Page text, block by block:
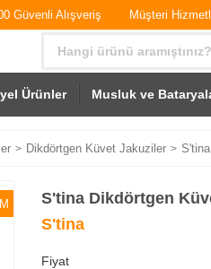
Güvenli Alışveriş Müşteri
Ürünler Musluk ve
Dikdörtgen Küvet Jakuziler
S'tina Dikdörtgen
S'tina
Fiyat